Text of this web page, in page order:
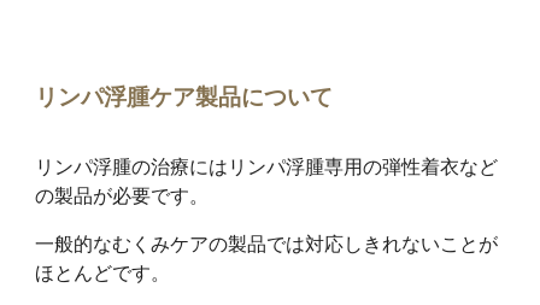
リンパ浮腫ケア製品について
リンパ浮腫の治療にはリンパ浮腫専用の弾性着衣など
の製品が必要です。
一般的なむくみケアの製品では対応しきれないことが
ほとんどです。